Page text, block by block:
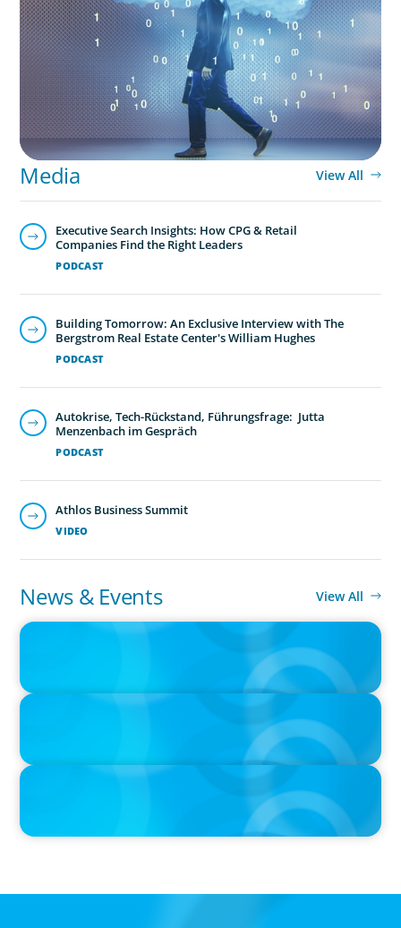
Decoding Tech Trends and Leadership in the
Digital Age
Media View All
PODCAST
Executive Search Insights: How CPG & Retail
Companies Find the Right Leaders
PODCAST
Building Tomorrow: An Exclusive Interview with The
Bergstrom Real Estate Center's William Hughes
PODCAST
Autokrise, Tech-Rückstand, Führungsfrage: Jutta
Menzenbach im Gespräch
VIDEO
Athlos Business Summit
News & Events View All
IN THE MEDIA
Orrstown's new CEO says bank is in a position of strength
IN THE MEDIA
Big Food splits: Smart move or strategic misstep?
IN THE MEDIA